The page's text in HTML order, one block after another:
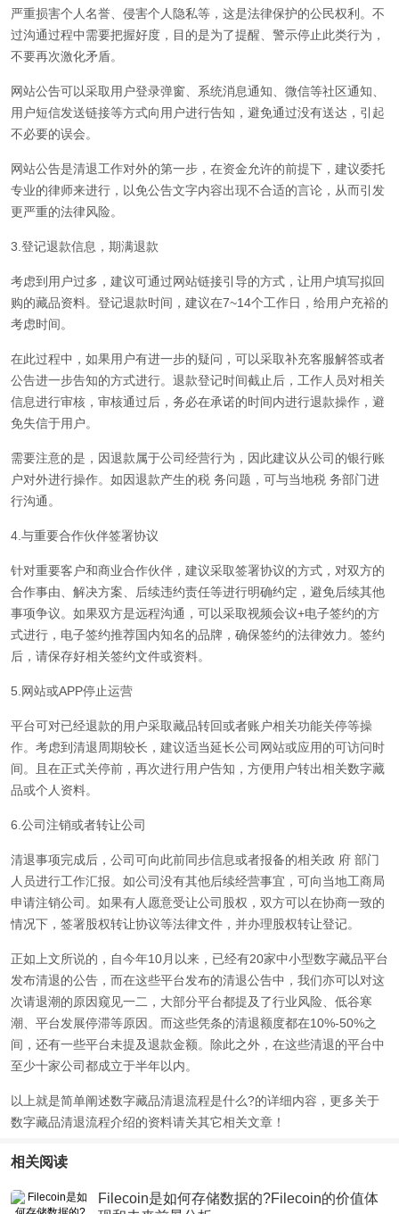
严重损害个人名誉、侵害个人隐私等，这是法律保护的公民权利。不
过沟通过程中需要把握好度，目的是为了提醒、警示停止此类行为，
不要再次激化矛盾。
网站公告可以采取用户登录弹窗、系统消息通知、微信等社区通知、
用户短信发送链接等方式向用户进行告知，避免通过没有送达，引起
不必要的误会。
网站公告是清退工作对外的第一步，在资金允许的前提下，建议委托
专业的律师来进行，以免公告文字内容出现不合适的言论，从而引发
更严重的法律风险。
3.登记退款信息，期满退款
考虑到用户过多，建议可通过网站链接引导的方式，让用户填写拟回
购的藏品资料。登记退款时间，建议在7~14个工作日，给用户充裕的
考虑时间。
在此过程中，如果用户有进一步的疑问，可以采取补充客服解答或者
公告进一步告知的方式进行。退款登记时间截止后，工作人员对相关
信息进行审核，审核通过后，务必在承诺的时间内进行退款操作，避
免失信于用户。
需要注意的是，因退款属于公司经营行为，因此建议从公司的银行账
户对外进行操作。如因退款产生的税 务问题，可与当地税 务部门进
行沟通。
4.与重要合作伙伴签署协议
针对重要客户和商业合作伙伴，建议采取签署协议的方式，对双方的
合作事由、解决方案、后续违约责任等进行明确约定，避免后续其他
事项争议。如果双方是远程沟通，可以采取视频会议+电子签约的方
式进行，电子签约推荐国内知名的品牌，确保签约的法律效力。签约
后，请保存好相关签约文件或资料。
5.网站或APP停止运营
平台可对已经退款的用户采取藏品转回或者账户相关功能关停等操
作。考虑到清退周期较长，建议适当延长公司网站或应用的可访问时
间。且在正式关停前，再次进行用户告知，方便用户转出相关数字藏
品或个人资料。
6.公司注销或者转让公司
清退事项完成后，公司可向此前同步信息或者报备的相关政 府 部门
人员进行工作汇报。如公司没有其他后续经营事宜，可向当地工商局
申请注销公司。如果有人愿意受让公司股权，双方可以在协商一致的
情况下，签署股权转让协议等法律文件，并办理股权转让登记。
正如上文所说的，自今年10月以来，已经有20家中小型数字藏品平台
发布清退的公告，而在这些平台发布的清退公告中，我们亦可以对这
次请退潮的原因窥见一二，大部分平台都提及了行业风险、低谷寒
潮、平台发展停滞等原因。而这些凭条的清退额度都在10%-50%之
间，还有一些平台未提及退款金额。除此之外，在这些清退的平台中
至少十家公司都成立于半年以内。
以上就是简单阐述数字藏品清退流程是什么?的详细内容，更多关于
数字藏品清退流程介绍的资料请关其它相关文章！
相关阅读
Filecoin是如何存储数据的?Filecoin的价值体